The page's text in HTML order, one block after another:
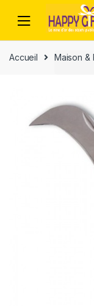
Accueil Maison &